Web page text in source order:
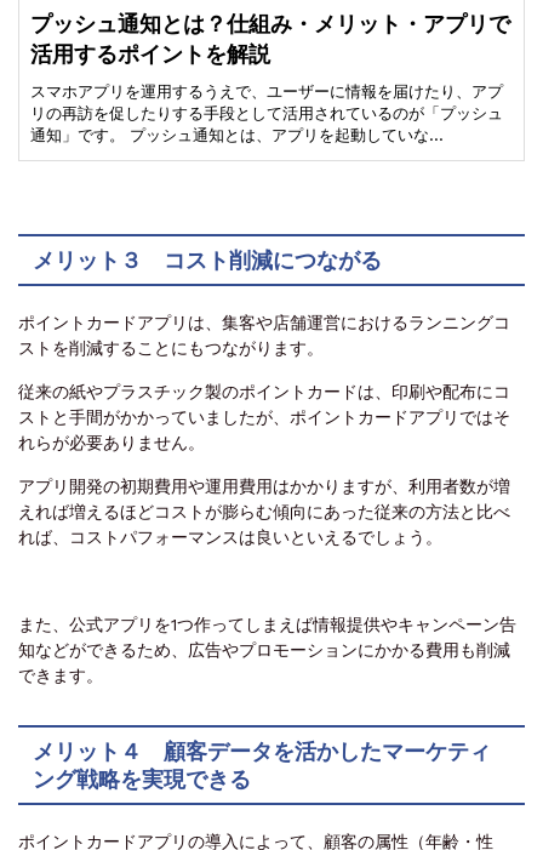
プッシュ通知とは？仕組み・メリット・アプリで
活用するポイントを解説
スマホアプリを運用するうえで、ユーザーに情報を届けたり、アプ
リの再訪を促したりする手段として活用されているのが「プッシュ
通知」です。 プッシュ通知とは、アプリを起動していな…
メリット３ コスト削減につながる
ポイントカードアプリは、集客や店舗運営におけるランニングコ
ストを削減することにもつながります。
従来の紙やプラスチック製のポイントカードは、印刷や配布にコ
ストと手間がかかっていましたが、ポイントカードアプリではそ
れらが必要ありません。
アプリ開発の初期費用や運用費用はかかりますが、利用者数が増
えれば増えるほどコストが膨らむ傾向にあった従来の方法と比べ
れば、コストパフォーマンスは良いといえるでしょう。
また、公式アプリを1つ作ってしまえば情報提供やキャンペーン告
知などができるため、広告やプロモーションにかかる費用も削減
できます。
メリット４ 顧客データを活かしたマーケティ
ング戦略を実現できる
ポイントカードアプリの導入によって、顧客の属性（年齢・性